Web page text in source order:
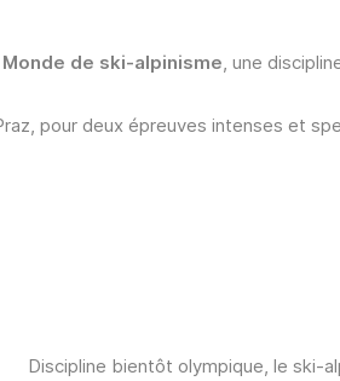
de ski-alpinisme, une
pour deux épreuves intenses et
Discipline bientôt olympique, le ski-